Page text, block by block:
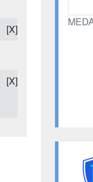
[X]
[X]